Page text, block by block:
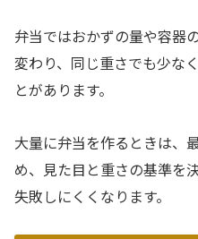
弁当ではおかずの量や容器
変わり、同じ重さでも少な
とがあります。
大量に弁当を作るときは、
め、見た目と重さの基準を
失敗しにくくなります。